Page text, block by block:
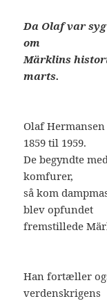
Da Olaf var
om
Märklins
marts.
Olaf
1859 til 1959.
De begyndte
komfurer,
så kom
blev opfundet
fremstillede
Han fortæller
verdenskrigens